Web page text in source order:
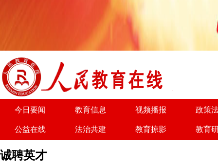
为了实现优势互补
今日要闻 教育信息 视频播报 政策
公益在线 法治共建 教育掠影 教育
关于我们
诚聘英才